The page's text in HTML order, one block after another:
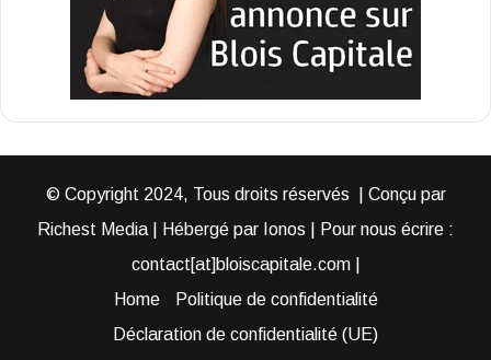
© Copyright 2024, Tous droits réservés | Conçu par
Richest Media | Hébergé par Ionos | Pour nous écrire :
contact[at]bloiscapitale.com |
Home
Politique de confidentialité
Déclaration de confidentialité (UE)